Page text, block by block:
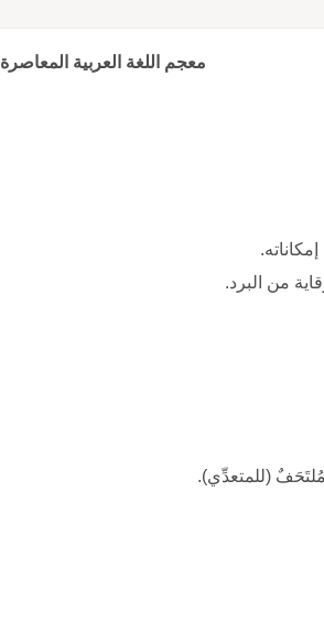
معجم اللغة العربية المعاصرة
من البرد.
مُلتَحَفٌ (للمتعدِّي).